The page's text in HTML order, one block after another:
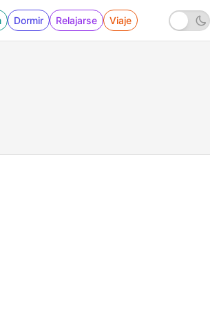
Dormir Relajarse Viaje